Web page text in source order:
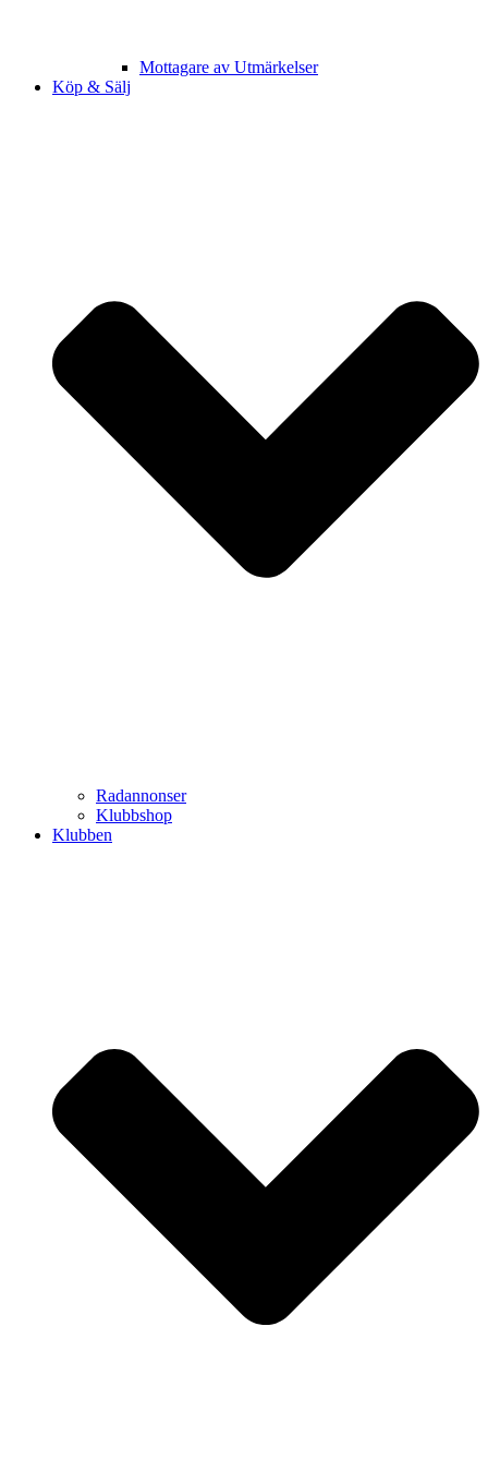
Mottagare av Utmärkelser
Köp & Sälj
Radannonser
Klubbshop
Klubben